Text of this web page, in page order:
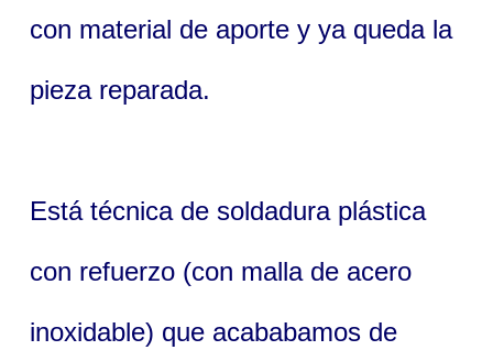
con material de aporte y ya queda la
pieza reparada.
Está técnica de soldadura plástica
con refuerzo (con malla de acero
inoxidable) que acababamos de